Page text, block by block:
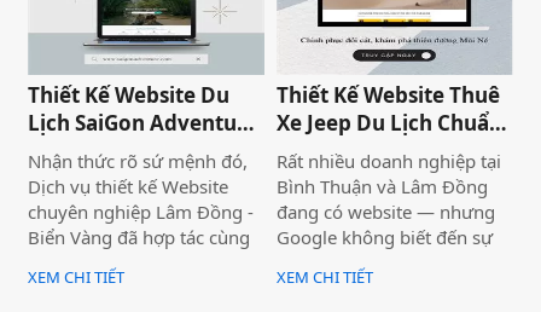
bật, hình ảnh sắc nét.
Website load nhanh cũng là
những yếu tố cực kỳ quan
trọng làm tăng trải nghiệm
khách hàng.
là đơn vị được các doanh
nghiệp, HTX tại tin tưởng
trong lĩnh vực thiết website
tại Phan Thiết, Bình Thuận.
Thiết Kế Website Du
Lịch SaiGon Adventure
- Top tour Saigon
Nhận thức rõ sứ mệnh đó,
Dịch vụ thiết kế Website
chuyên nghiệp Lâm Đồng -
Biển Vàng đã hợp tác cùng
thương hiệu SaiGon
Adventure để triển khai dự
XEM CHI TIẾT
Thiết Kế Website Thuê
Xe Jeep Du Lịch Chuẩn
SEO 2026 | JoyJeep
Rất nhiều doanh nghiệp tại
Bình Thuận và Lâm Đồng
đang có website — nhưng
Google không biết đến sự
tồn tại của họ. Không có
khách từ tìm kiếm tự nhiên,
XEM CHI TIẾT